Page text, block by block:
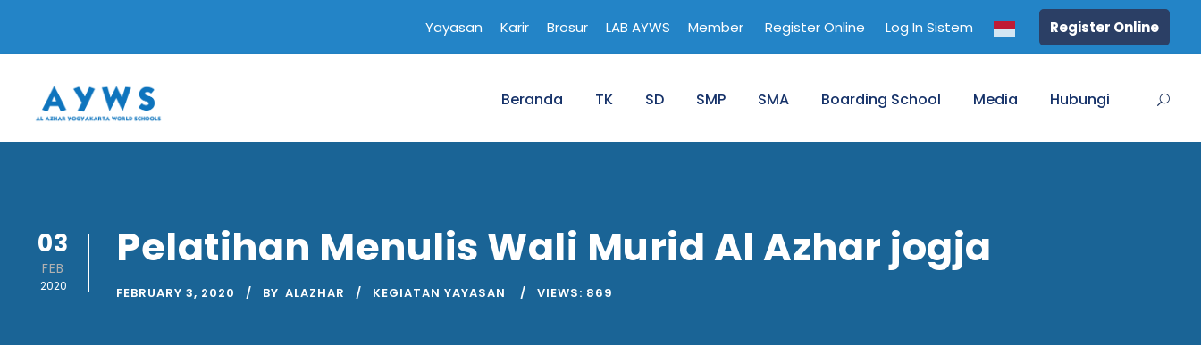
Yayasan Karir Brosur LAB AYWS Member Register Online Log In Sistem Register Online
Beranda TK SD SMP SMA Boarding School Media Hubungi
03
FEB
2020
Pelatihan Menulis Wali Murid Al Azhar jogja
FEBRUARY 3, 2020 BY ALAZHAR KEGIATAN YAYASAN VIEWS: 869